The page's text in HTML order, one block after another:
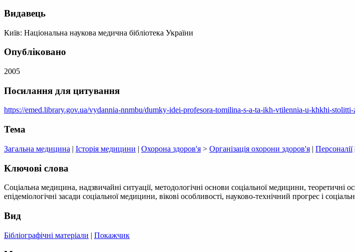
Видавець
Київ: Національна наукова медична бібліотека України
Опубліковано
2005
Посилання для цитування
https://emed.library.gov.ua/vydannia-nnmbu/dumky-idei-profesora-tomilina-s-a-ta-ikh-vtilennia-u-khkhi-
Тема
Загальна медицина | Історія медицини | Охорона здоров'я > Організація охорони здоров'я | Персоналії|
Ключові слова
Соціальна медицина, надзвичайні ситуації, методологічні основи соціальної медицини,
епідеміологічні засади соціальної медицини, вікові особливості, науково-технічний прогрес і
Вид
Бібліографічні матеріали | Покажчик